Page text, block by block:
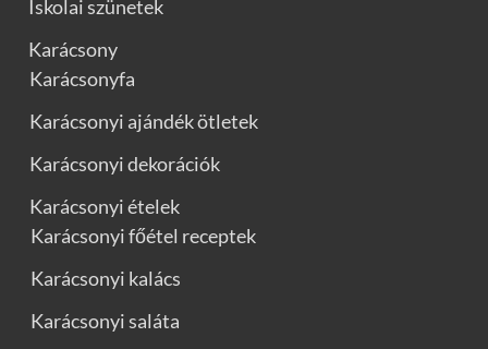
Iskolai szünetek
Karácsony
Karácsonyfa
Karácsonyi ajándék ötletek
Karácsonyi dekorációk
Karácsonyi ételek
Karácsonyi főétel receptek
Karácsonyi kalács
Karácsonyi saláta